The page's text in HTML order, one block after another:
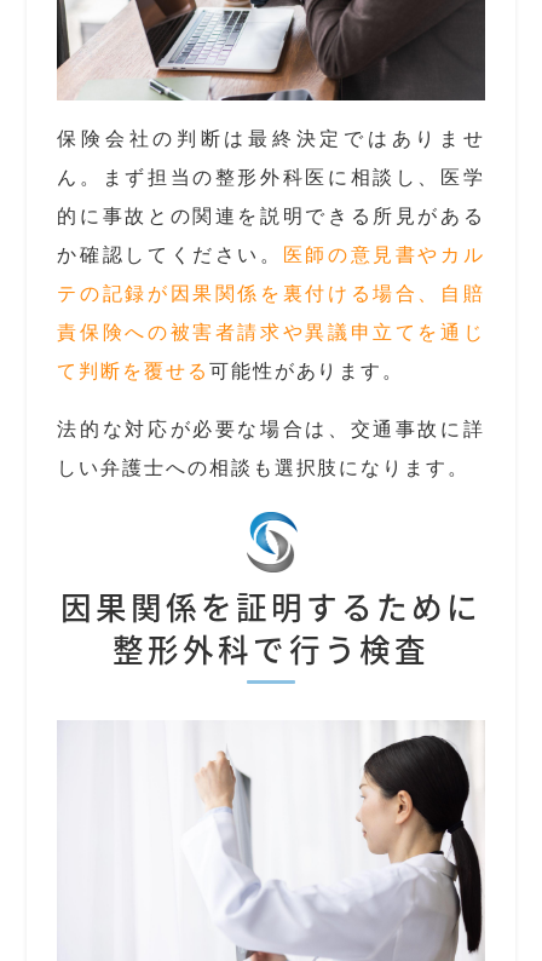
保険会社の判断は最終決定ではありませ
ん。まず担当の整形外科医に相談し、医学
的に事故との関連を説明できる所見がある
か確認してください。
医師の意見書やカル
テの記録が因果関係を裏付ける場合、自賠
責保険への被害者請求や異議申立てを通じ
て判断を覆せる 可能性があります。
法的な対応が必要な場合は、交通事故に詳
しい弁護士への相談も選択肢になります。
因果関係を証明するために
整形外科で行う検査